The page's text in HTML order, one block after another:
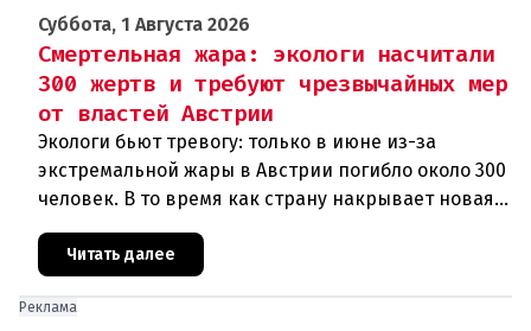
Суббота, 1 Августа 2026
Смертельная жара: экологи насчитали
300 жертв и требуют чрезвычайных мер
от властей Австрии
Экологи бьют тревогу: только в июне из-за
экстремальной жары в Австрии погибло около 300
человек. В то время как страну накрывает новая
волна зноя, министр климата Норберт Тотшниг, по
мнению Greenpeac
Читать далее
Реклама